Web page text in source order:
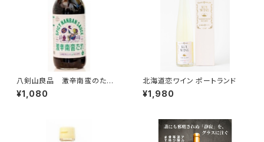
八剣山良品 激辛南蛮のた
れ 360ml
¥1,080
北海道恋ワイン ポートランド
¥1,980